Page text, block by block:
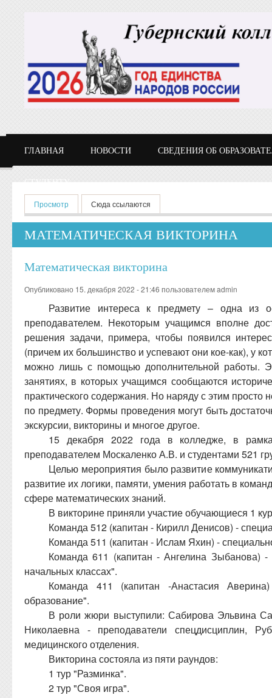
ГЛАВНАЯ НОВОСТИ СВЕДЕНИЯ ОБ
СТУДЕНТУ
Главные вкладки
Просмотр (активная вкладка)
Сюда ссылаются
МАТЕМАТИЧЕСКАЯ ВИКТОРИНА
Математическая викторина
Опубликовано 15. декабря 2022 - 21:46 пользователемadmin
Развитие интереса к предмету – одна из
преподавателем. Некоторым учащимся вполне
решения задачи, примера, чтобы появился
(причем их большинство и успевают они кое-как), у
можно лишь с помощью дополнительной работы.
занятиях, в которых учащимся сообщаются
практического содержания. Но наряду с этим просто
по предмету. Формы проведения могут быть
экскурсии, викторины и многое другое.
15 декабря 2022 года в колледже, в
преподавателем Москаленко А.В. и студентами 521
Целью мероприятия было развитие
развитие их логики, памяти, умения работать в
сфере математических знаний.
В викторине приняли участие обучающиеся 1
Команда 512 (капитан - Кирилл Денисов) -
Команда 511 (капитан - Ислам Яхин) -
Команда 611 (капитан - Ангелина Зыбанова)
начальных классах".
Команда 411 (капитан -Анастасия
образование".
В роли жюри выступили: Сабирова Эльвина
Николаевна - преподаватели спецдисциплин,
медицинского отделения.
Викторина состояла из пяти раундов:
1 тур "Разминка".
2 тур "Своя игра".